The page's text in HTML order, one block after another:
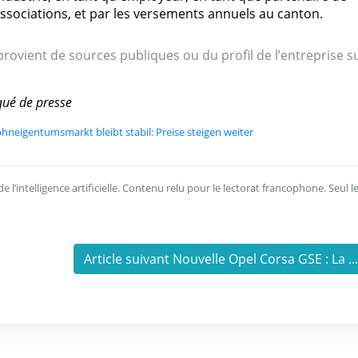
et par les versements annuels au canton.
de sources publiques ou du profil de l’entreprise
de presse
bleibt stabil: Preise steigen weiter
l’intelligence artificielle. Contenu relu pour le lectorat francophone. Seul le
Article suivant Nouvelle Opel Corsa GSE : La